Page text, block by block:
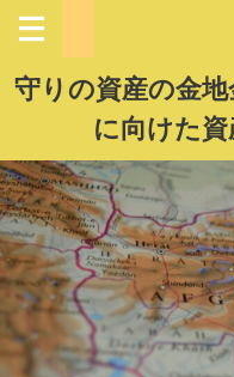
守りの資産の金
に向けた